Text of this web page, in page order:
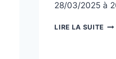
28/03/2025 à
LIRE LA SUITE